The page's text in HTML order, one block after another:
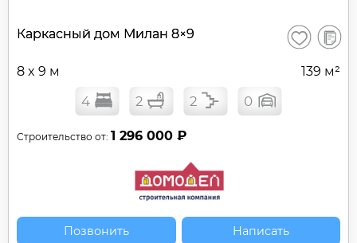
Каркасный дом Милан 8×9 Сохранить
В
8 x 9 м 139 м²
4 2 2 0
Строительство от: 1 296 000 ₽
Позвонить Написать